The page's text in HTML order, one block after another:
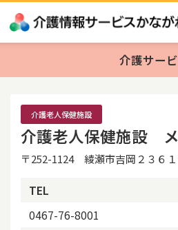
介護サー
介護老人保健施設
介護老人保健施設
〒252-1124 綾瀬市吉岡２３６１
TEL
0467-76-8001